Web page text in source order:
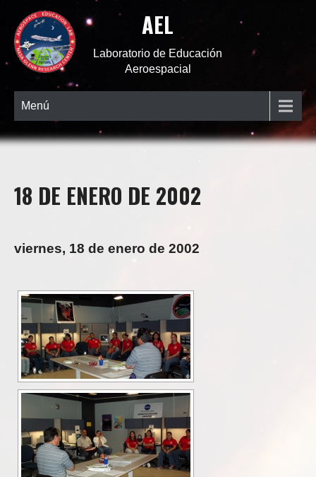
AEL
Laboratorio de Educación
Aeroespacial
Menú
18 DE ENERO DE 2002
viernes, 18 de enero de 2002